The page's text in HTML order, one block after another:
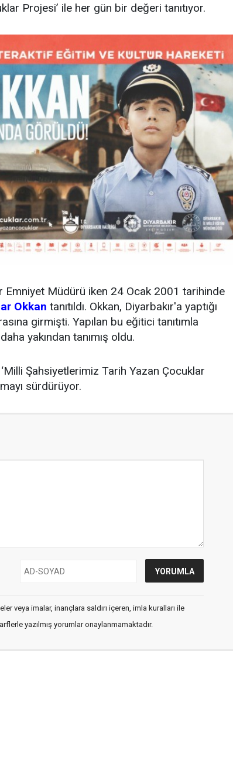
Projesi’ ile her gün bir değeri tanıtıyor.
Emniyet Müdürü iken 24 Ocak 2001 tarihinde
Okkan tanıtıldı. Okkan, Diyarbakır'a yaptığı
girmişti. Yapılan bu eğitici tanıtımla
yakından tanımış oldu.
Şahsiyetlerimiz Tarih Yazan Çocuklar
sürdürüyor.
veya imalar, inançlara saldırı içeren, imla kuralları ile
yazılmış yorumlar onaylanmamaktadır.